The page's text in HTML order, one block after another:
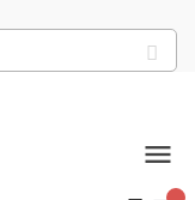
menu